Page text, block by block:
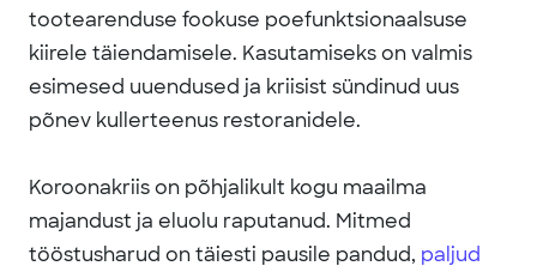
tootearenduse fookuse poefunktsionaalsuse
kiirele täiendamisele. Kasutamiseks on valmis
esimesed uuendused ja kriisist sündinud uus
põnev kullerteenus restoranidele.
Koroonakriis on põhjalikult kogu maailma
majandust ja eluolu raputanud. Mitmed
tööstusharud on täiesti pausile pandud, paljud